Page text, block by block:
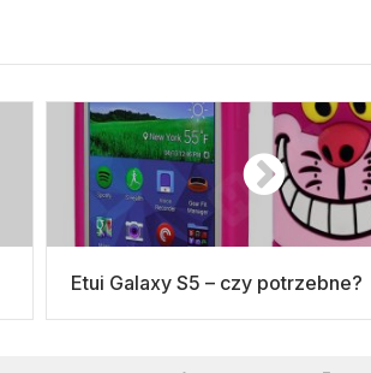
Etui Galaxy S5 – czy potrzebne?